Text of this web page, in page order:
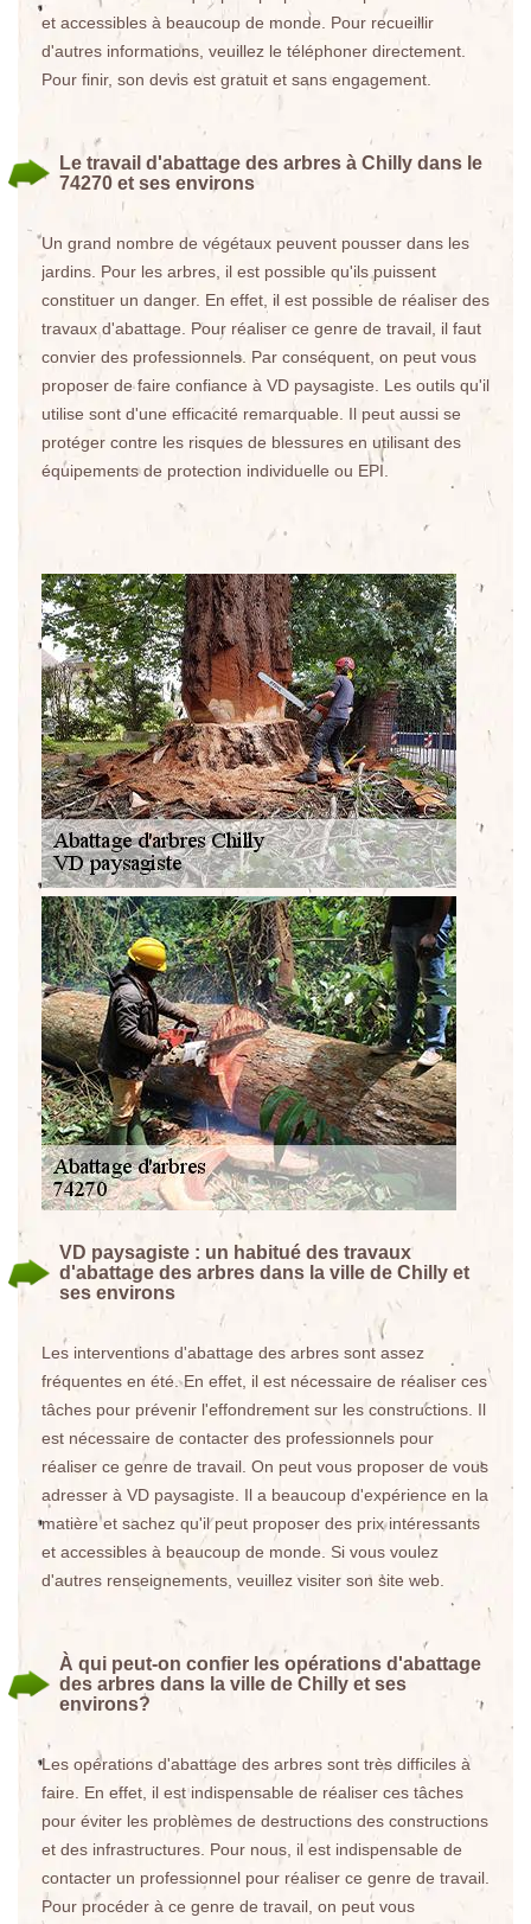
et accessibles à beaucoup de monde. Pour recueillir
d'autres informations, veuillez le téléphoner directement.
Pour finir, son devis est gratuit et sans engagement.
Le travail d'abattage des arbres à Chilly dans le
74270 et ses environs
Un grand nombre de végétaux peuvent pousser dans les
jardins. Pour les arbres, il est possible qu'ils puissent
constituer un danger. En effet, il est possible de réaliser des
travaux d'abattage. Pour réaliser ce genre de travail, il faut
convier des professionnels. Par conséquent, on peut vous
proposer de faire confiance à VD paysagiste. Les outils qu'il
utilise sont d'une efficacité remarquable. Il peut aussi se
protéger contre les risques de blessures en utilisant des
équipements de protection individuelle ou EPI.
VD paysagiste : un habitué des travaux
d'abattage des arbres dans la ville de Chilly et
ses environs
Les interventions d'abattage des arbres sont assez
fréquentes en été. En effet, il est nécessaire de réaliser ces
tâches pour prévenir l'effondrement sur les constructions. Il
est nécessaire de contacter des professionnels pour
réaliser ce genre de travail. On peut vous proposer de vous
adresser à VD paysagiste. Il a beaucoup d'expérience en la
matière et sachez qu'il peut proposer des prix intéressants
et accessibles à beaucoup de monde. Si vous voulez
d'autres renseignements, veuillez visiter son site web.
À qui peut-on confier les opérations d'abattage
des arbres dans la ville de Chilly et ses
environs?
Les opérations d'abattage des arbres sont très difficiles à
faire. En effet, il est indispensable de réaliser ces tâches
pour éviter les problèmes de destructions des constructions
et des infrastructures. Pour nous, il est indispensable de
contacter un professionnel pour réaliser ce genre de travail.
Pour procéder à ce genre de travail, on peut vous